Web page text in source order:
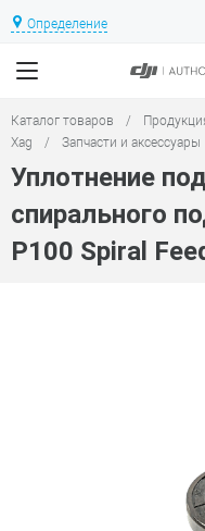
Определение
Каталог товаров /
Xag
/ Запчасти и аксессуары
Уплотнение
спирального
P100 Spiral